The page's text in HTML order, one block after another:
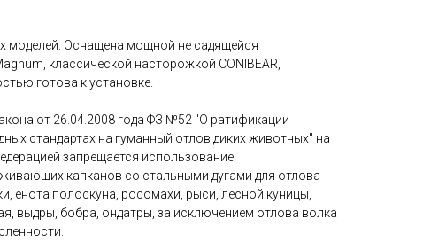
моделей. Оснащена мощной не садящейся
классической насторожкой CONIBEAR,
готова к установке.
от 26.04.2008 года ФЗ №52 "О ратификации
стандартах на гуманный отлов диких животных" на
запрещается использование
капканов со стальными дугами для отлова
енота полоскуна, росомахи, рыси, лесной куницы,
выдры, бобра, ондатры, за исключением отлова волка